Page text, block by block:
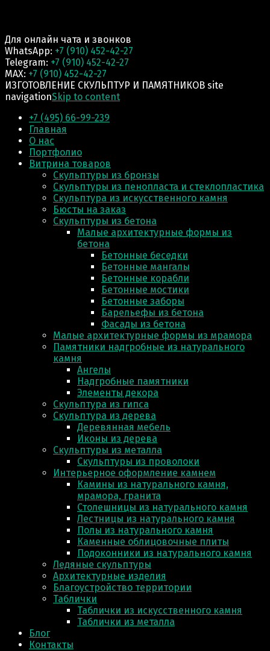
Для онлайн чата и звонков
WhatsApp: +7 (910) 452-42-27
Telegram: +7 (910) 452-42-27
MAX: +7 (910) 452-42-27
ИЗГОТОВЛЕНИЕ СКУЛЬПТУР И ПАМЯТНИКОВ site
navigationSkip to content
+7 (495) 66-99-239
Главная
О нас
Портфолио
Витрина товаров
Скульптуры из бронзы
Скульптуры из пенопласта и стеклопластика
Скульптура из искусственного камня
Бюсты на заказ
Скульптуры из бетона
Малые архитектурные формы из
бетона
Бетонные беседки
Бетонные мангалы
Бетонные корабли
Бетонные мостики
Бетонные заборы
Барельефы из бетона
Фасады из бетона
Малые архитектурные формы из мрамора
Памятники надгробные из натурального
камня
Ангелы
Надгробные памятники
Элементы декора
Скульптура из гипса
Скульптура из деревa
Деревянная мебель
Иконы из дерева
Скульптуры из металла
Скульптуры из проволоки
Интерьерное оформление камнем
Камины из натурального камня,
мрамора, гранита
Столешницы из натурального камня
Лестницы из натурального камня
Полы из натурального камня
Каменные облицовочные плиты
Подоконники из натурального камня
Ледяные скульптуры
Архитектурные изделия
Благоустройство территории
Таблички
Таблички из искусственного камня
Таблички из металла
Блог
Контакты